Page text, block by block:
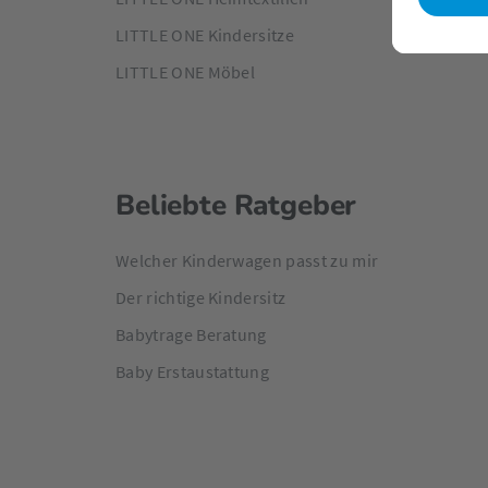
LITTLE ONE Kindersitze
LITTLE ONE Möbel
Beliebte Ratgeber
Welcher Kinderwagen passt zu mir
Der richtige Kindersitz
Babytrage Beratung
Baby Erstaustattung